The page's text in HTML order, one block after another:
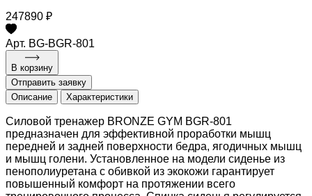
247890 ₽
Арт. BG-BGR-801
В корзину
Отправить заявку
Описание
Характеристики
Силовой тренажер BRONZE GYM BGR-801
предназначен для эффективной проработки мышц
передней и задней поверхности бедра, ягодичных мышц
и мышц голени. Установленное на модели сиденье из
пенополиуретана с обивкой из экокожи гарантирует
повышенный комфорт на протяжении всего